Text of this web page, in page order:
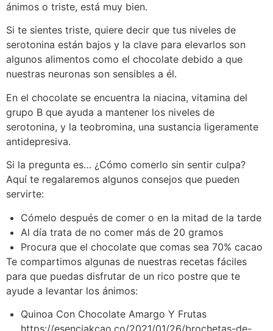
ánimos o triste, está muy bien.
Si te sientes triste, quiere decir que tus niveles de
serotonina están bajos y la clave para elevarlos son
algunos alimentos como el chocolate debido a que
nuestras neuronas son sensibles a él.
En el chocolate se encuentra la niacina, vitamina del
grupo B que ayuda a mantener los niveles de
serotonina, y la teobromina, una sustancia ligeramente
antidepresiva.
Si la pregunta es… ¿Cómo comerlo sin sentir culpa?
Aquí te regalaremos algunos consejos que pueden
servirte:
Cómelo después de comer o en la mitad de la tarde
Al día trata de no comer más de 20 gramos
Procura que el chocolate que comas sea 70% cacao
Te compartimos algunas de nuestras recetas fáciles
para que puedas disfrutar de un rico postre que te
ayude a levantar los ánimos:
Quinoa Con Chocolate Amargo Y Frutas
https://esenciakcao.co/2021/01/26/brochetas-de-